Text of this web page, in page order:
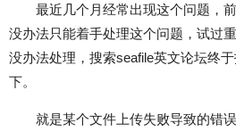
最近几个月经常出现这个问题，
没办法只能着手处理这个问题，试过
没办法处理，搜索seafile英文论坛终
下。
就是某个文件上传失败导致的错